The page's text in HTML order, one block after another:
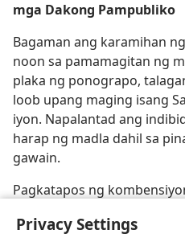
Privacy Settings
mga Dakong Pampubliko
Bagaman ang karamihan
noon sa pamamagitan ng
plaka ng ponograpo,
loob upang maging isang
iyon. Napalantad ang
harap ng madla dahil sa
gawain.
Pagkatapos ng
buklet na The Kingdom, the